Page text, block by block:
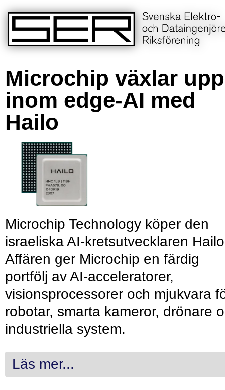
Microchip växlar upp
inom edge-AI med
Hailo
Microchip Technology köper den
israeliska AI-kretsutvecklaren
Affären ger Microchip en färdig
portfölj av AI-acceleratorer,
visionsprocessorer och mjukvara
robotar, smarta kameror, drönare
industriella system.
Läs mer...